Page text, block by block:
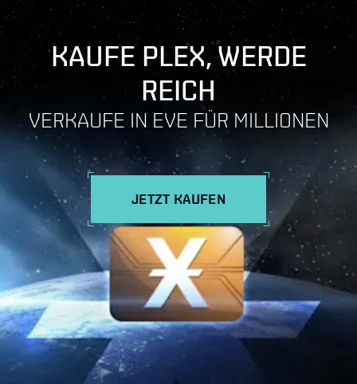
KAUFE PLEX, WERDE
REICH
VERKAUFE IN EVE FÜR MILLIONEN
JETZT KAUFEN